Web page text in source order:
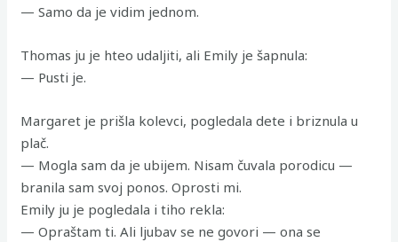
— Samo da je vidim jednom.
Thomas ju je hteo udaljiti, ali Emily je šapnula:
— Pusti je.
Margaret je prišla kolevci, pogledala dete i briznula u
plač.
— Mogla sam da je ubijem. Nisam čuvala porodicu —
branila sam svoj ponos. Oprosti mi.
Emily ju je pogledala i tiho rekla:
— Opraštam ti. Ali ljubav se ne govori — ona se